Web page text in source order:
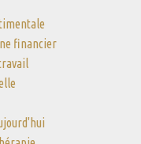
financier